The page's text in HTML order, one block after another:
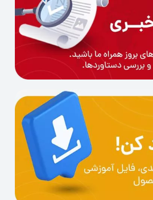
با تشکر از توجه شما